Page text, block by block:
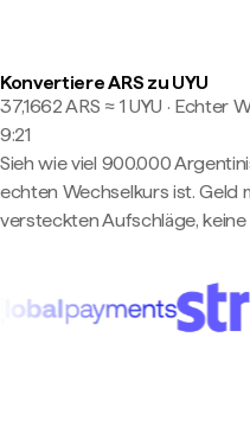
Konvertiere ARS zu UYU
37,1662 ARS ≈ 1 UYU · Echter
9:21
Sieh wie viel 900.000
echten Wechselkurs ist.
versteckten Aufschläge,